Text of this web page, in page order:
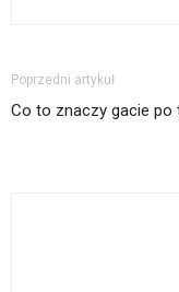
Poprzedni artykuł
Co to znaczy gacie po